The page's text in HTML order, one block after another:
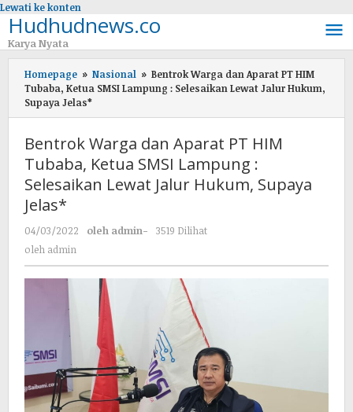
Lewati ke konten
Hudhudnews.co
Karya Nyata
Homepage » Nasional » Bentrok Warga dan Aparat PT HIM
Tubaba, Ketua SMSI Lampung : Selesaikan Lewat Jalur Hukum,
Supaya Jelas*
Bentrok Warga dan Aparat PT HIM
Tubaba, Ketua SMSI Lampung :
Selesaikan Lewat Jalur Hukum, Supaya
Jelas*
04/03/2022 oleh admin-
3519 Dilihat
oleh admin